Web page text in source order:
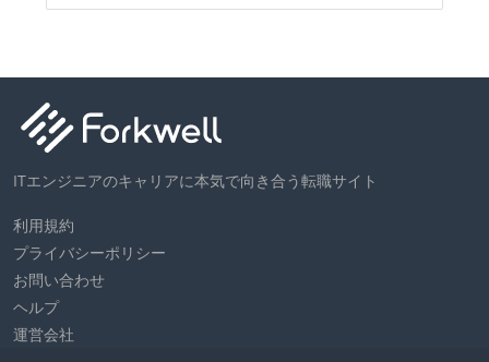
ITエンジニアのキャリアに本気で向き合う転職サイト
利用規約
プライバシーポリシー
お問い合わせ
ヘルプ
運営会社